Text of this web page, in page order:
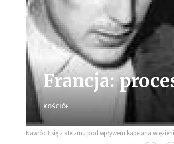
Francja:
KOŚCIÓŁ
Nawrócił się z ateizmu pod wpływem kapelana